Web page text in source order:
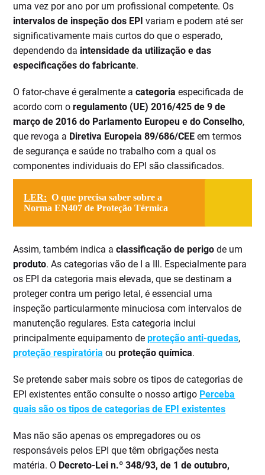
uma vez por ano por um profissional competente. Os
intervalos de inspeção dos EPI variam e podem até ser
significativamente mais curtos do que o esperado,
dependendo da intensidade da utilização e das
especificações do fabricante.
O fator-chave é geralmente acategoria especificada de
acordo com oregulamento (UE) 2016/425 de 9 de
março de 2016 do Parlamento Europeu e do Conselho,
que revoga a Diretiva Europeia 89/686/CEE em termos
de segurança e saúde no trabalho com a qual os
componentes individuais do EPI são classificados.
LER: O que precisa saber sobre a
Norma EN407 de Proteção Térmica
Assim, também indica aclassificação de perigo de um
produto. As categorias vão de I a III. Especialmente para
os EPI da categoria mais elevada, que se destinam a
proteger contra um perigo letal, é essencial uma
inspeção particularmente minuciosa com intervalos de
manutenção regulares. Esta categoria inclui
principalmente equipamento deproteção anti-quedas,
proteção respiratória ouproteção química.
Se pretende saber mais sobre os tipos de categorias de
EPI existentes então consulte o nosso artigo Perceba
quais são os tipos de categorias de EPI existentes
Mas não são apenas os empregadores ou os
responsáveis pelos EPI que têm obrigações nesta
matéria. O Decreto-Lei n.º 348/93, de 1 de outubro,